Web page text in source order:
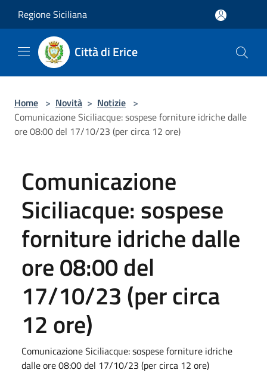
Regione Siciliana
Città di Erice
Home > Novità > Notizie >
Comunicazione Siciliacque: sospese forniture idriche dalle
ore 08:00 del 17/10/23 (per circa 12 ore)
Comunicazione
Siciliacque: sospese
forniture idriche dalle
ore 08:00 del
17/10/23 (per circa
12 ore)
Comunicazione Siciliacque: sospese forniture idriche
dalle ore 08:00 del 17/10/23 (per circa 12 ore)